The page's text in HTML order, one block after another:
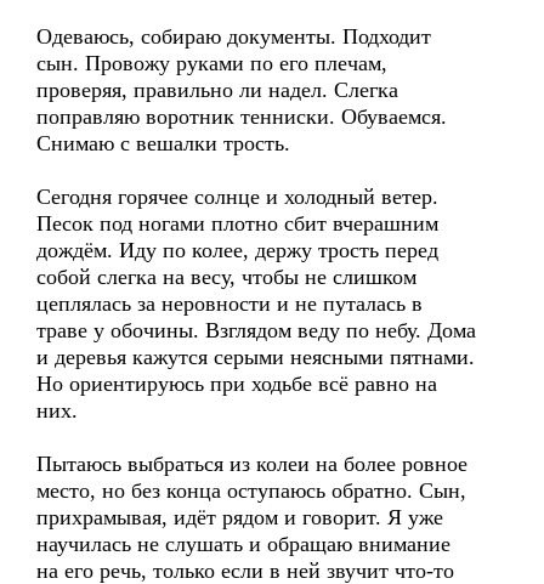
Одеваюсь, собираю документы. Подходит
сын. Провожу руками по его плечам,
проверяя, правильно ли надел. Слегка
поправляю воротник тенниски. Обуваемся.
Снимаю с вешалки трость.
Сегодня горячее солнце и холодный ветер.
Песок под ногами плотно сбит вчерашним
дождём. Иду по колее, держу трость перед
собой слегка на весу, чтобы не слишком
цеплялась за неровности и не путалась в
траве у обочины. Взглядом веду по небу. Дома
и деревья кажутся серыми неясными пятнами.
Но ориентируюсь при ходьбе всё равно на
них.
Пытаюсь выбраться из колеи на более ровное
место, но без конца оступаюсь обратно. Сын,
прихрамывая, идёт рядом и говорит. Я уже
научилась не слушать и обращаю внимание
на его речь, только если в ней звучит что-то